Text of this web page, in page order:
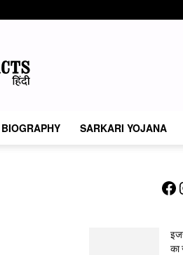
BIOGRAPHY SARKARI YOJANA
का